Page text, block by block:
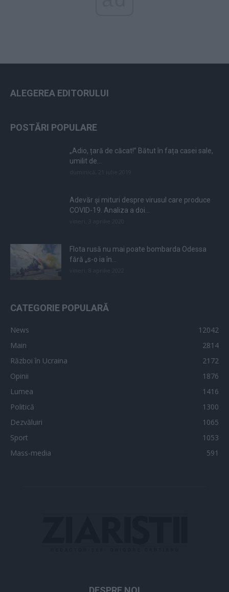
ALEGEREA EDITORULUI
POSTĂRI POPULARE
„Adio, țară de căcat!” Bătut în fața casei sale,
umilit de...
Adevăr și mituri despre virusul care produce
COVID-19. Analiza a doi...
Flota rusă nu mai poate bombarda Odessa
fără „s-o ia în...
CATEGORIE POPULARĂ
News
12042
Main
2814
Război în Ucraina
2172
Opinii
1876
Lumea
1416
Politică
1300
Dezvăluiri
1065
Sport
1053
Mass-media
591